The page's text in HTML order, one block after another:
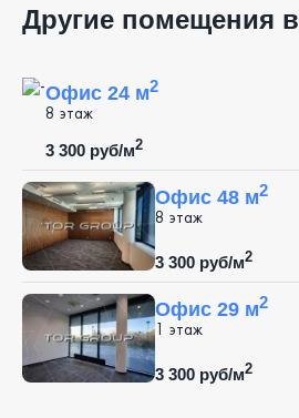
Другие помещения в
Офис 24 м2
8 этаж
3 300 руб/м2
Офис 48 м2
8 этаж
3 300 руб/м2
Офис 29 м2
1 этаж
3 300 руб/м2